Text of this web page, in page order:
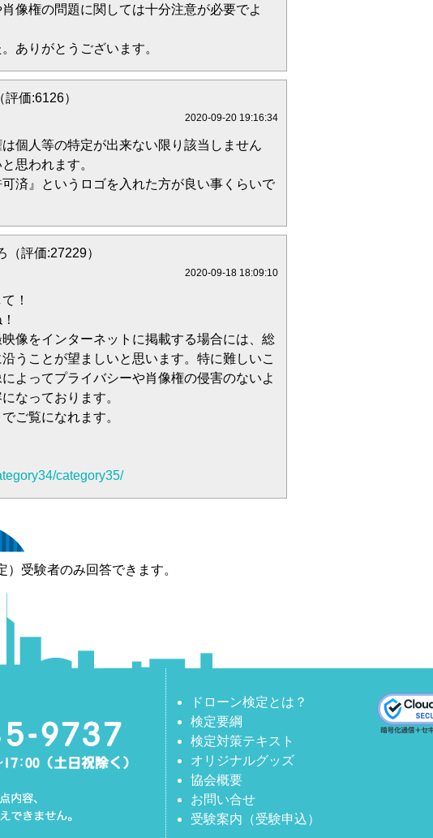
像権の問題に関しては十分注意が必要でよ
ありがとうございます。
価:6126）
2020-09-20 19:16:34
個人等の特定が出来ない限り該当しません
思われます。
済』というロゴを入れた方が良い事くらいで
（評価:27229）
2020-09-18 18:09:10
！
像をインターネットに掲載する場合には、総
うことが望ましいと思います。特に難しいこ
よってプライバシーや肖像権の侵害のないよ
なっております。
ご覧になれます。
category35/
受験者のみ回答できます。
ドローン検定とは？
検定要綱
検定対策テキスト
オリジナルグッズ
協会概要
お問い合せ
受験案内（受験申込）